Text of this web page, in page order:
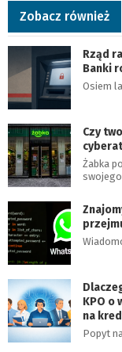
Zobacz również
Rząd
Banki
Osiem
Czy
Żabka
KPO o
na
Popyt